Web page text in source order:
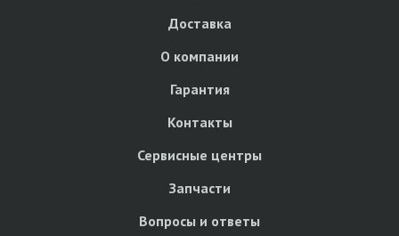
Доставка
О компании
Гарантия
Контакты
Сервисные центры
Запчасти
Вопросы и ответы